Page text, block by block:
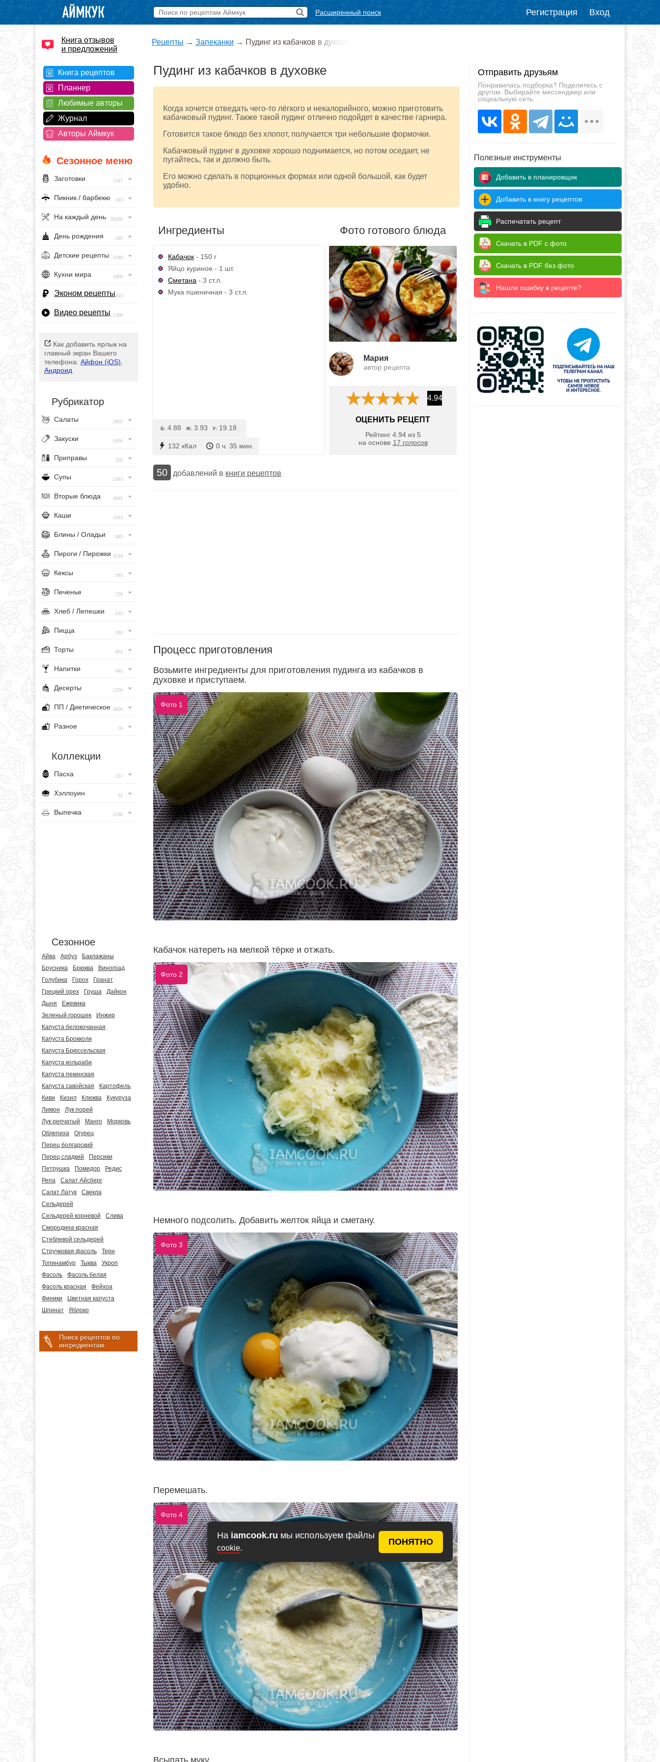
На iamcook.ru мы используем файлы
cookie.
ПОНЯТНО
Расширенный поиск Регистрация Вход
Книга отзывов
и предложений
Книга рецептов
Планнер
Любимые авторы
Журнал
Авторы Аймкук
Сезонное меню
Заготовки 1347
Пикник / барбекю 293
На каждый день 20160
День рождения 385
Детские рецепты 1548
Кухни мира 1968
Эконом рецепты393
Видео рецепты 1396
Как добавить ярлык на
главный экран Вашего
телефона: Айфон (iOS)
Андроид
Рубрикатор
Салаты 2955
Закуски 1456
Приправы 320
Супы 1083
Вторые блюда 4682
Каши 1543
Блины / Оладьи 965
Пироги / Пирожки 2134
Кексы 563
Печенье 728
Хлеб / Лепешки 433
Пицца 260
Торты 801
Напитки 491
Десерты 1256
ПП / Диетическое 3929
Разное 76
Коллекции
Пасха 237
Хэллоуин 31
Выпечка 1296
Сезонное
Айва Арбуз
Баклажаны
Брусника
Брюква
Виноград
Голубика
Горох
Гранат
Грецкий орех
Груша
Дайкон
Дыня
Ежевика
Зеленый горошек
Инжир
Капуста белокочанная
Капуста Брокколи
Капуста Брюссельская
Капуста кольраби
Капуста пекинская
Капуста савойская
Картофель
Киви
Кизил Клюква
Кукуруза
Лимон
Лук порей
Лук репчатый
Манго
Морковь
Облепиха
Огурец
Перец болгарский
Перец сладкий
Персики
Петрушка
Помидор
Редис
Репа
Салат Айсберг
Салат Латук
Свекла
Сельдерей
Сельдерей корневой
Слива
Смородина красная
Стеблевой сельдерей
Стручковая фасоль
Терн
Топинамбур
Тыква
Укроп
Фасоль
Фасоль белая
Фасоль красная
Фейхоа
Финики
Цветная капуста
Шпинат
Яблоко
Поиск рецептов по
ингредиентам
Рецепты → Запеканки → Пудинг из кабачков в духовке
Пудинг из кабачков в духовке
Когда хочется отведать чего-то лёгкого и некалорийного, можно приготовить
кабачковый пудинг. Также такой пудинг отлично подойдет в качестве гарнира.
Готовится такое блюдо без хлопот, получается три небольшие формочки.
Кабачковый пудинг в духовке хорошо поднимается, но потом оседает, не
пугайтесь, так и должно быть.
Его можно сделать в порционных формах или одной большой, как будет
удобно.
Ингредиенты
Кабачок - 150 г
Яйцо куриное - 1 шт.
Сметана - 3 ст.л.
Мука пшеничная - 3 ст.л.
132 кКал 0 ч. 35 мин.
Б: 4.88 Ж: 3.93 У: 19.18
Фото готового блюда
Мария
автор рецепта
4.94
ОЦЕНИТЬ РЕЦЕПТ
Рейтинг 4.94из 5
на основе 17 голосов
50 добавлений в книги рецептов
Процесс приготовления
Возьмите ингредиенты для приготовления пудинга из кабачков в
духовке и приступаем.
Фото 1
Кабачок натереть на мелкой тёрке и отжать.
Фото 2
Немного подсолить. Добавить желток яйца и сметану.
Фото 3
Перемешать.
Фото 4
Отправить друзьям
Понравилась подборка? Поделитесь с
другом. Выбирайте мессенджер или
социальную сеть.
Полезные инструменты
Добавить в планировщик
Добавить в книгу рецептов
Распечатать рецепт
Скачать в PDF с фото
Скачать в PDF без фото
Нашли ошибку в рецепте?